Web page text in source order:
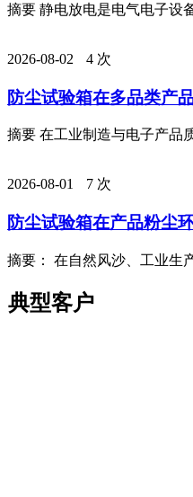
摘要 静电放电是电气电子设
2026-08-02 4 次
防尘试验箱在多品类产
摘要 在工业制造与电子产品
2026-08-01 7 次
防尘试验箱在产品粉尘
摘要： 在自然风沙、工业生
典型客户